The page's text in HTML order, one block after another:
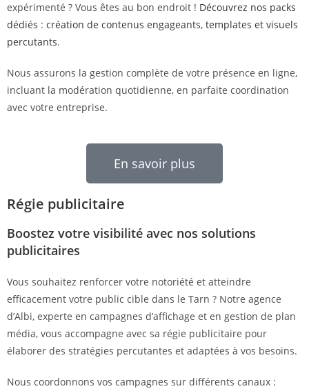
expérimenté ? Vous êtes au bon endroit ! Découvrez nos packs
dédiés : création de contenus engageants, templates et visuels
percutants.
Nous assurons la gestion complète de votre présence en ligne,
incluant la modération quotidienne, en parfaite coordination
avec votre entreprise.
En savoir plus
Régie publicitaire
Boostez votre visibilité avec nos solutions
publicitaires
Vous souhaitez renforcer votre notoriété et atteindre
efficacement votre public cible dans le Tarn ? Notre agence
d’Albi, experte en campagnes d’affichage et en gestion de plan
média, vous accompagne avec sa régie publicitaire pour
élaborer des stratégies percutantes et adaptées à vos besoins.
Nous coordonnons vos campagnes sur différents canaux :